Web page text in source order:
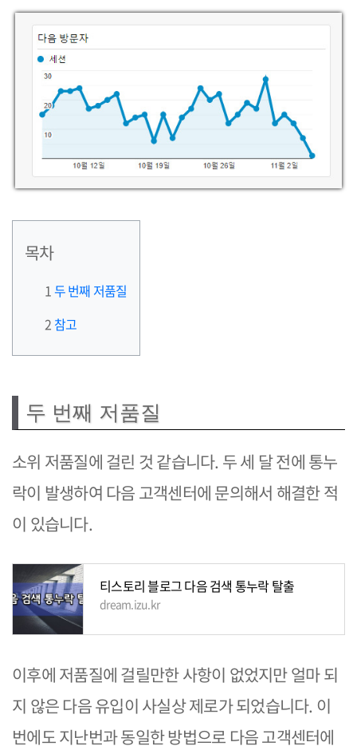
목차
두 번째 저품질
참고
두 번째 저품질
소위 저품질에 걸린 것 같습니다. 두 세 달 전에 통누
락이 발생하여 다음 고객센터에 문의해서 해결한 적
이 있습니다.
티스토리 블로그 다음 검색 통누락 탈출
dream.izu.kr
이후에 저품질에 걸릴만한 사항이 없었지만 얼마 되
지 않은 다음 유입이 사실상 제로가 되었습니다. 이
번에도 지난번과 동일한 방법으로 다음 고객센터에